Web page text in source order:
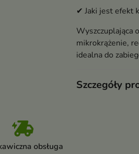
✔ Jaki jest efekt
Wyszczuplająca
mikrokrążenie,
idealna do
Szczegóły
obsługa